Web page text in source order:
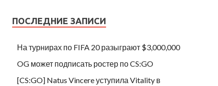
ПОСЛЕДНИЕ ЗАПИСИ
На турнирах по FIFA 20 разыграют $3,000,000
OG может подписать ростер по CS:GO
[CS:GO] Natus Vincere уступила Vitality в